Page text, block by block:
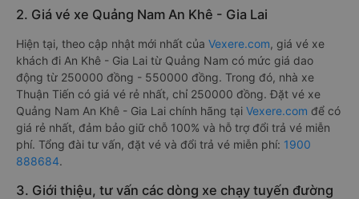
2. Giá vé xe Quảng Nam An Khê - Gia Lai
Hiện tại, theo cập nhật mới nhất của Vexere.com, giá vé xe
khách đi An Khê - Gia Lai từ Quảng Nam có mức giá dao
động từ 250000 đồng - 550000 đồng. Trong đó, nhà xe
Thuận Tiến có giá vé rẻ nhất, chỉ 250000 đồng. Đặt vé xe
Quảng Nam An Khê - Gia Lai chính hãng tại Vexere.com để có
giá rẻ nhất, đảm bảo giữ chỗ 100% và hỗ trợ đổi trả vé miễn
phí. Tổng đài tư vấn, đặt vé và đổi trả vé miễn phí: 1900
888684.
3. Giới thiệu, tư vấn các dòng xe chạy tuyến đường